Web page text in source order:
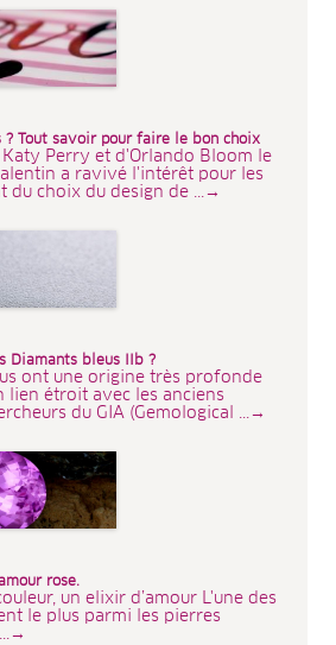
? Tout savoir pour faire le bon choix
Katy Perry et d'Orlando Bloom le
a ravivé l'intérêt pour les
du choix du design de ...→
Diamants bleus IIb ?
ont une origine très profonde
lien étroit avec les anciens
du GIA (Gemological ...→
rose.
un elixir d’amour L'une des
le plus parmi les pierres